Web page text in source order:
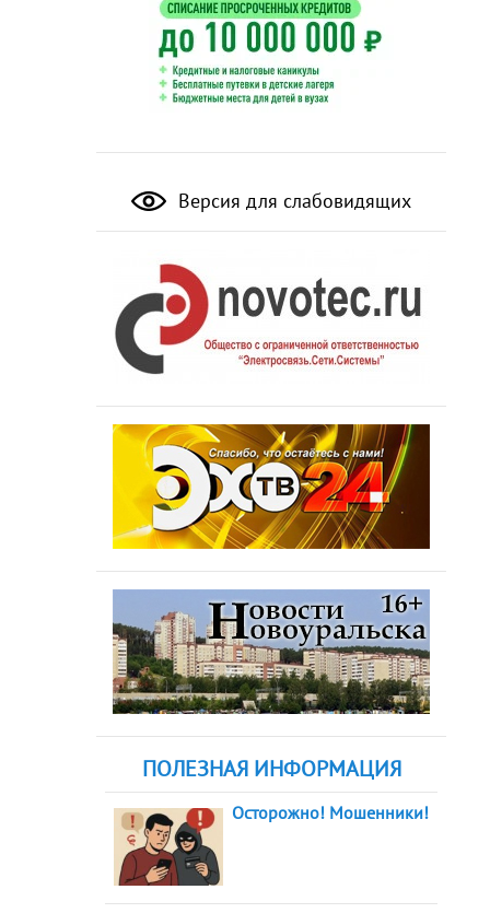
Версия для слабовидящих
ПОЛЕЗНАЯ ИНФОРМАЦИЯ
Осторожно! Мошенники!